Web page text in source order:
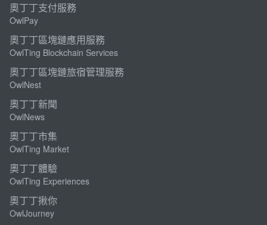
奧丁丁支付服務
OwlPay
奧丁丁區塊鏈應用服務
OwlTing Blockchain Services
奧丁丁區塊鏈旅宿管理服務
OwlNest
奧丁丁新聞
OwlNews
奧丁丁市集
OwlTing Market
奧丁丁體驗
OwlTing Experiences
奧丁丁揪你
OwlJourney